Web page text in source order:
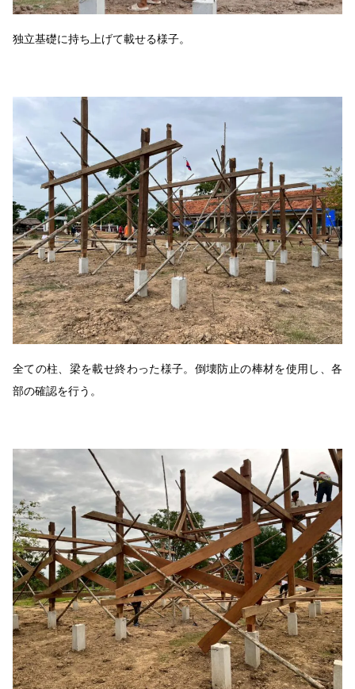
独立基礎に持ち上げて載せる様子。
全ての柱、梁を載せ終わった様子。倒壊防止の棒材を使用し、各
部の確認を行う。